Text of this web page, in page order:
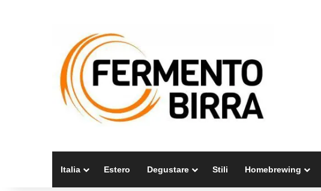
Italia Estero Degustare Stili Homebrewing